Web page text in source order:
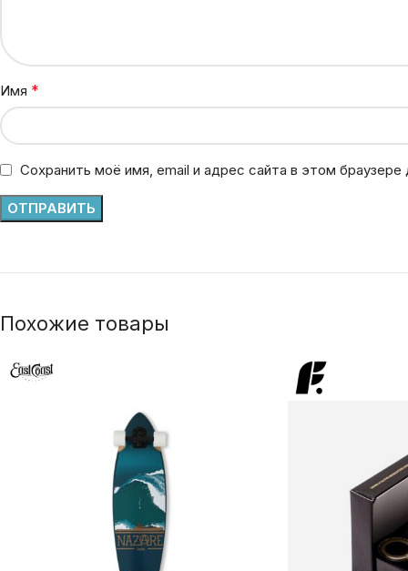
Имя *
Сохранить моё имя, email и адрес сайта в этом
Похожие товары